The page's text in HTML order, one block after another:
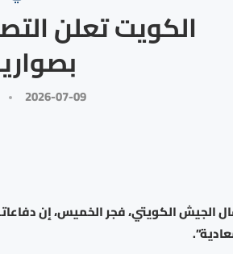
الكويت تعلن
2026-07-09
الجيش الكويتي، فجر الخميس، إن